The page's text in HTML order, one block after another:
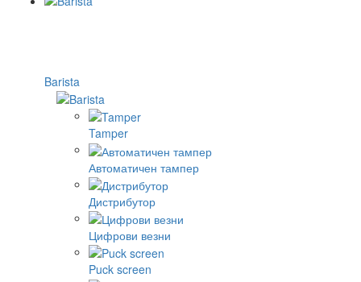
Barista
Tamper
Автоматичен тампер
Дистрибутор
Цифрови везни
Puck screen